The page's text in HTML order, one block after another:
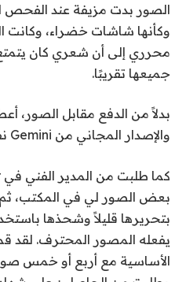
الصور بدت مزيفة عند الفحص
وكأنها شاشات خضراء، وكانت
محرري إلى أن شعري كان
جميعها تقريبًا.
والإصدار المجاني من Gemini نفس المهمة.
بعض الصور لي في المكتب، ثم
بتحريرها قليلاً وشحذها
يفعله المصور المحترف. لقد
الأساسية مع أربع أو خمس